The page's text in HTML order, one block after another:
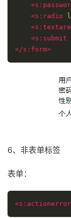
<s:radio
<s:submit
</s:form>
6、非表单标签
表单：